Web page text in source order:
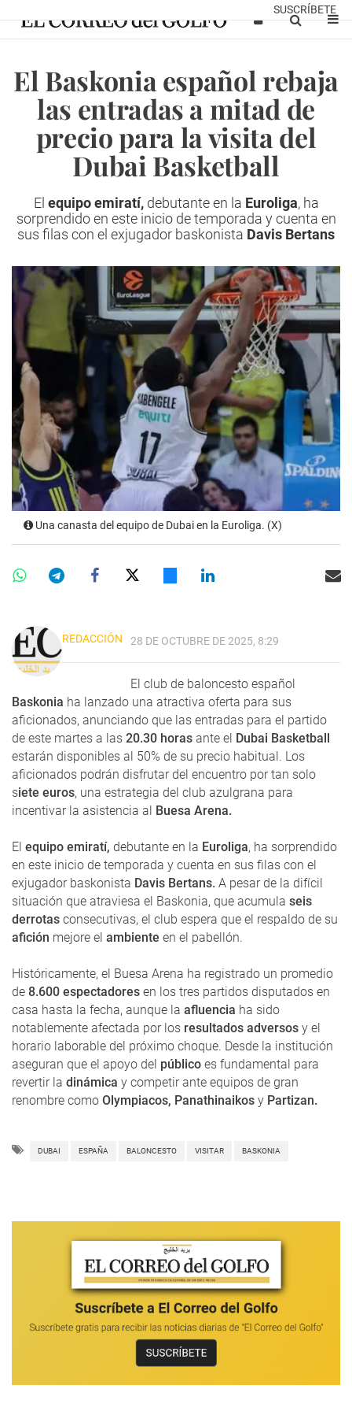
SUSCRÍBETE
El Baskonia español rebaja
las entradas a mitad de
precio para la visita del
Dubai Basketball
El equipo emiratí, debutante en la Euroliga, ha
sorprendido en este inicio de temporada y cuenta en
sus filas con el exjugador baskonista Davis Bertans
Una canasta del equipo de Dubai en la Euroliga. (X)
REDACCIÓN 28 DE OCTUBRE DE 2025, 8:29
El club de baloncesto español
Baskonia ha lanzado una atractiva oferta para sus
aficionados, anunciando que las entradas para el partido
de este martes a las 20.30 horas ante el Dubai Basketball
estarán disponibles al 50% de su precio habitual. Los
aficionados podrán disfrutar del encuentro por tan solo
siete euros, una estrategia del club azulgrana para
incentivar la asistencia al Buesa Arena.
El equipo emiratí, debutante en la Euroliga, ha sorprendido
en este inicio de temporada y cuenta en sus filas con el
exjugador baskonista Davis Bertans. A pesar de la difícil
situación que atraviesa el Baskonia, que acumula seis
derrotas consecutivas, el club espera que el respaldo de su
afición mejore el ambiente en el pabellón.
Históricamente, el Buesa Arena ha registrado un promedio
de 8.600 espectadores en los tres partidos disputados en
casa hasta la fecha, aunque la afluencia ha sido
notablemente afectada por los resultados adversos y el
horario laborable del próximo choque. Desde la institución
aseguran que el apoyo del público es fundamental para
revertir la dinámica y competir ante equipos de gran
renombre como Olympiacos, Panathinaikos y Partizan.
DUBAI ESPAÑA BALONCESTO VISITAR BASKONIA